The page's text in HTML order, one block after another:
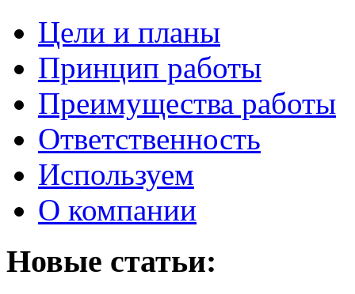
Цели и планы
Принцип работы
Преимущества работы
Ответственность
Используем
О компании
Новые статьи: